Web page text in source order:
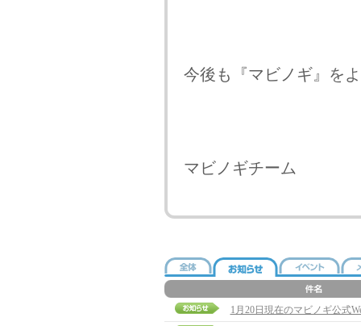
今後も『マビノギ』を
マビノギチーム
1月20日現在のマビノギ公式